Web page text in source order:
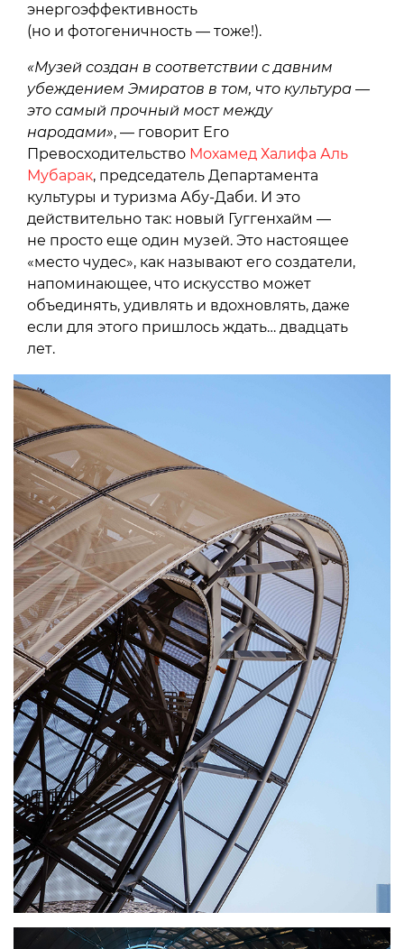
энергоэффективность
(но и фотогеничность — тоже!).
«Музей создан в соответствии с давним
убеждением Эмиратов в том, что культура —
это самый прочный мост между
народами», — говорит Его
Превосходительство Мохамед Халифа Аль
Мубарак, председатель Департамента
культуры и туризма Абу-Даби. И это
действительно так: новый Гуггенхайм —
не просто еще один музей. Это настоящее
«место чудес», как называют его создатели,
напоминающее, что искусство может
объединять, удивлять и вдохновлять, даже
если для этого пришлось ждать… двадцать
лет.